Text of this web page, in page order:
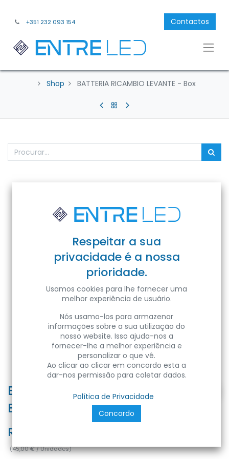
+351 232 093 154 Contactos
Shop BATTERIA RICAMBIO LEVANTE - Box
BATTERIA RICAMBIO LEVANTE -
Box
Ref:
(45,00€/Unidades)
Respeitar a sua
privacidade é a nossa
prioridade.
Usamos cookies para lhe fornecer uma
melhor experiência de usuário.
Nós usamo-los para armazenar
informações sobre a sua utilização do
nosso website. Isso ajuda-nos a
fornecer-lhe a melhor experiência e
personalizar o que vê.
Ao clicar ao clicar em concordo esta a
dar-nos permissão para coletar dados.
Política de Privacidade
Concordo